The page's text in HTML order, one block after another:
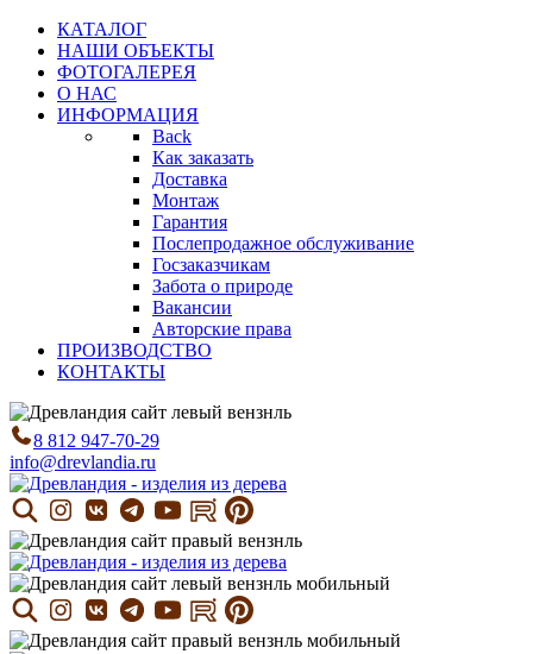
КАТАЛОГ
НАШИ ОБЪЕКТЫ
ФОТОГАЛЕРЕЯ
О НАС
ИНФОРМАЦИЯ
Back
Как заказать
Доставка
Монтаж
Гарантия
Послепродажное обслуживание
Госзаказчикам
Забота о природе
Вакансии
Авторские права
ПРОИЗВОДСТВО
КОНТАКТЫ
8 812 947-70-29
info@drevlandia.ru